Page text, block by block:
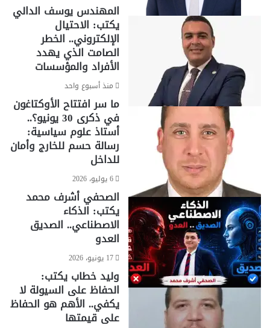
المهندس يوسف الدالي
يكتب: الاحتيال
الإلكتروني.. الخطر
الصامت الذي يهدد
الأفراد والمؤسسات
منذ أسبوع واحد
ما سر افتتاح الأوكتاغون
في ذكرى 30 يونيو؟..
أستاذ علوم سياسية:
رسالة حسم للخارج وأمان
للداخل
6 يوليو، 2026
الصحفي أشرف محمد
يكتب: الذكاء
الاصطناعي.. الصديق
العدو
17 يونيو، 2026
وليد خطاب يكتب:
الحفاظ على السيولة لا
يكفي.. الأهم هو الحفاظ
على قيمتها